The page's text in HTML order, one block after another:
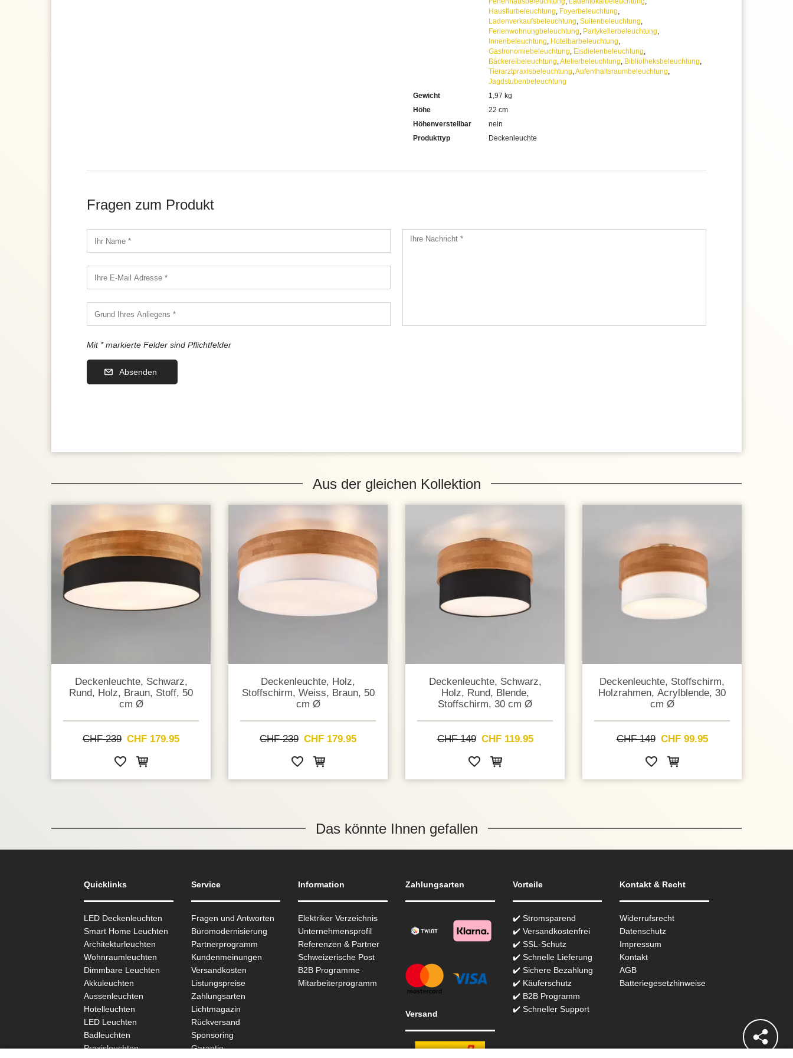
Hausflurbeleuchtung, Foyerbeleuchtung,
Ladenverkaufsbeleuchtung, Suitenbeleuchtung,
Ferienwohnungbeleuchtung, Partykellerbeleuchtung,
Innenbeleuchtung, Hotelbarbeleuchtung,
Gastronomiebeleuchtung, Eisdielenbeleuchtung,
Bäckereibeleuchtung,Atelierbeleuchtung, Bibliotheksbeleuchtung,
Tierarztpraxisbeleuchtung,Aufenthaltsraumbeleuchtung,
Jagdstubenbeleuchtung
Gewicht
1,97 kg
Höhe
22 cm
Höhenverstellbar
nein
Produkttyp
Deckenleuchte
Fragen zum Produkt
Mit * markierte Felder sind Pflichtfelder
Absenden
Aus der gleichen Kollektion
Deckenleuchte, Schwarz,
Rund, Holz, Braun, Stoff, 50
cm Ø
CHF 239 CHF 179.95
Deckenleuchte, Holz,
Stoffschirm, Weiss, Braun, 50
cm Ø
CHF 239 CHF 179.95
Deckenleuchte, Schwarz,
Holz, Rund, Blende,
Stoffschirm, 30 cm Ø
CHF 149 CHF 119.95
Deckenleuchte, Stoffschirm,
Holzrahmen, Acrylblende, 30
cm Ø
CHF 149 CHF 99.95
Das könnte Ihnen gefallen
Quicklinks
LED Deckenleuchten
Smart Home Leuchten
Architekturleuchten
Wohnraum­leuchten
Dimmbare Leuchten
Akkuleuchten
Aussen­leuchten
Hotelleuchten
LED Leuchten
Badleuchten
Praxisleuchten
Service
Fragen und Antworten
Büromodernisierung
Partnerprogramm
Kundenmeinungen
Versandkosten
Listungspreise
Zahlungsarten
Lichtmagazin
Rückversand
Sponsoring
Garantie
Information
Elektriker Verzeichnis
Unternehmensprofil
Referenzen & Partner
Schweizerische Post
B2B Programme
Mitarbeiterprogramm
Zahlungsarten
Versand
Vorteile
✔️ Stromsparend
✔️ Versandkostenfrei
✔️ SSL-Schutz
✔️ Schnelle Lieferung
✔️ Sichere Bezahlung
✔️ Käuferschutz
✔️ B2B Programm
✔️ Schneller Support
Kontakt & Recht
Widerrufsrecht
Datenschutz
Impressum
Kontakt
AGB
Batteriegesetzhinweise